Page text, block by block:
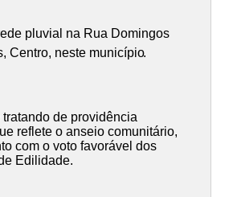
pluvial na Rua Domingos
Centro, neste município.
tratando de providência
reflete o anseio comunitário,
com o voto favorável dos
Edilidade.